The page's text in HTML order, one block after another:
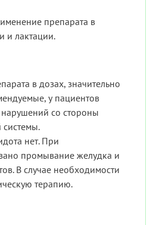
препарата в
и лактации.
в дозах, значительно
у пациентов
нарушений со стороны
системы.
нет. При
промывание желудка и
В случае необходимости
терапию.